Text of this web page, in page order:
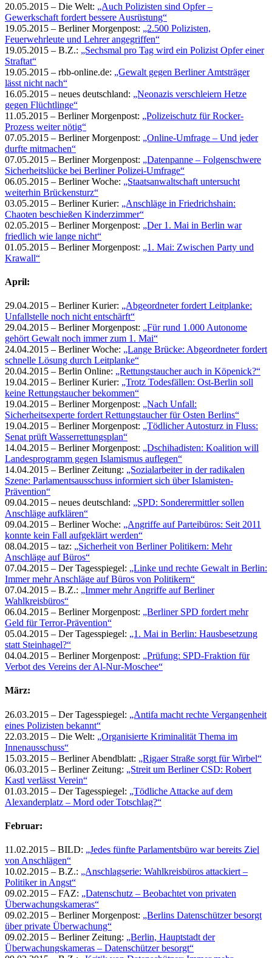
20.05.2015 – Die Welt: „Auch Polizisten sind Opfer –
Gewerkschaft fordert bessere Ausrüstung“
19.05.2015 – Berliner Morgenpost: „2.500 Polizisten,
Feuerwehrleute und Lehrer angegriffen“
19.05.2015 – B.Z.: „Sechsmal pro Tag wird ein Polizist Opfer einer
Straftat“
19.05.2015 – rbb-online.de: „Gewalt gegen Berliner Amtsträger
lässt nicht nach“
16.05.2015 – neues deutschland: „Neonazis verschleiern Hetze
gegen Flüchtlinge“
11.05.2015 – Berliner Morgenpost: „Polizeischutz für Rocker-
Prozess weiter nötig“
07.05.2015 – Berliner Morgenpost: „Online-Umfrage – Und jeder
durfte mitmachen“
07.05.2015 – Berliner Morgenpost: „Datenpanne – Folgenschwere
Sicherheitslücke bei Berliner Polizei-Umfrage“
06.05.2015 – Berliner Woche: „Staatsanwaltschaft untersucht
weiterhin Brückensturz“
03.05.2015 – Berliner Kurier: „Anschläge in Friedrichshain:
Chaoten beschießen Kinderzimmer“
02.05.2015 – Berliner Morgenpost: „Der 1. Mai in Berlin war
friedlich wie lange nicht“
01.05.2015 – Berliner Morgenpost: „1. Mai: Zwischen Party und
Krawall“
April:
29.04.2015 – Berliner Kurier: „Abgeordneter fordert Leitplanke:
Unfallstelle noch nicht entschärft“
29.04.2015 – Berliner Morgenpost: „Für rund 1.000 Autonome
gehört Gewalt noch immer zum 1. Mai“
24.04.2015 – Berliner Woche: „Lange Brücke: Abgeordneter fordert
schnelle Lösung durch Leitplanke“
20.04.2015 – Berlin Online: „Rettungstaucher auch in Köpenick?“
19.04.2015 – Berliner Kurier: „Trotz Todesfällen: Ost-Berlin soll
keine Rettungstaucher bekommen“
19.04.2015 – Berliner Morgenpost: „Nach Unfall:
Sicherheitsexperte fordert Rettungstaucher für Osten Berlins“
19.04.2015 – Berliner Morgenpost: „Tödlicher Autosturz in Fluss:
Senat prüft Wasserrettungsplan“
14.04.2015 – Berliner Morgenpost: „Dschihadisten: Koalition will
Landesprogramm gegen Islamismus auflegen“
14.04.2015 – Berliner Zeitung: „Sozialarbeiter in der radikalen
Szene: Parlamentsausschuss informiert sich über Islamisten-
Prävention“
09.04.2015 – neues deutschland: „SPD: Sonderermittler sollen
Anschläge aufklären“
09.04.2015 – Berliner Woche: „Angriffe auf Parteibüros: Seit 2011
konnte kein Fall aufgeklärt werden“
08.04.2015 – taz: „Sicherheit von Berliner Politikern: Mehr
Anschläge auf Büros“
07.04.2015 – Der Tagesspiegel: „Linke und rechte Gewalt in Berlin:
Immer mehr Anschläge auf Büros von Politikern“
07.04.2015 – B.Z.: „Immer mehr Angriffe auf Berliner
Wahlkreisbüros“
06.04.2015 – Berliner Morgenpost: „Berliner SPD fordert mehr
Geld für Terror-Prävention“
05.04.2015 – Der Tagesspiegel: „1. Mai in Berlin: Hausbesetzung
statt Steinhagel?“
04.04.2015 – Berliner Morgenpost: „Prüfung: SPD-Fraktion für
Verbot des Vereins der Al-Nur-Moschee“
März:
26.03.2015 – Der Tagesspiegel: „Antifa macht rechte Vergangenheit
eines Polizisten bekannt“
22.03.2015 – Die Welt: „Organisierte Kriminalität Thema im
Innenausschuss“
15.03.2015 – Berliner Abendblatt: „Rigaer Straße sorgt für Wirbel“
06.03.2015 – Berliner Zeitung: „Streit um Berliner CSD: Robert
Kastl verlässt Verein“
01.03.2015 – Der Tagesspiegel: „Tödliche Attacke auf dem
Alexanderplatz – Mord oder Totschlag?“
Februar:
11.02.2015 – BILD: „Jedes fünfte Parlamentsbüro war bereits Ziel
von Anschlägen“
10.02.2015 – B.Z.: „Anschlagserie: Wahlkreisbüros attackiert –
Politiker in Angst“
09.02.2015 – FAZ: „Datenschutz – Beobachtet von privaten
Überwachungskameras“
09.02.2015 – Berliner Morgenpost: „Berlins Datenschützer besorgt
über private Überwachung“
09.02.2015 – Berliner Zeitung: „Berlin, Hauptstadt der
Überwachungskameras – Datenschützer besorgt“